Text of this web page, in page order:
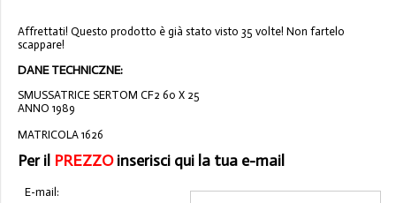
Affrettati! Questo prodotto è già stato visto 35 volte! Non fartelo
scappare!
DANE TECHNICZNE:
SMUSSATRICE SERTOM CF2 60 X 25
ANNO 1989
MATRICOLA 1626
Per il PREZZOinserisci qui la tua e-mail
E-mail: